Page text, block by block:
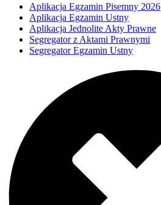
Aplikacja Egzamin Pisemny 2026
Aplikacja Egzamin Ustny
Aplikacja Jednolite Akty Prawne
Segregator z Aktami Prawnymi
Segregator Egzamin Ustny